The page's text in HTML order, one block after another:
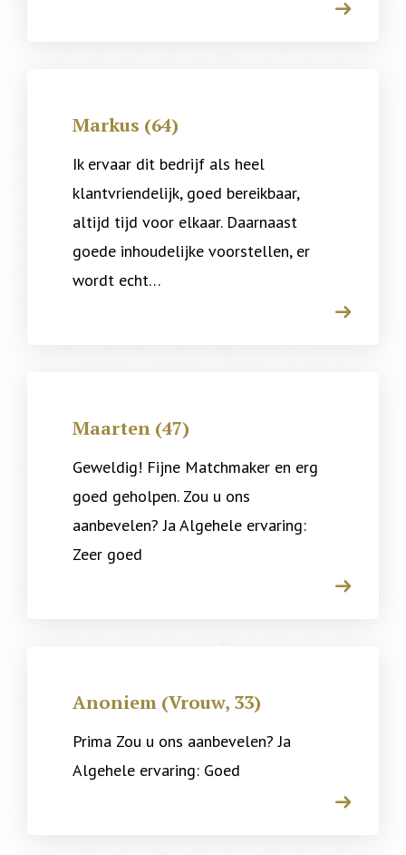
arrow
Markus (64)
Ik ervaar dit bedrijf als heel
klantvriendelijk, goed bereikbaar,
altijd tijd voor elkaar. Daarnaast
goede inhoudelijke voorstellen, er
wordt echt…
arrow
Maarten (47)
Geweldig! Fijne Matchmaker en erg
goed geholpen. Zou u ons
aanbevelen? Ja Algehele ervaring:
Zeer goed
arrow
Anoniem (Vrouw, 33)
Prima Zou u ons aanbevelen? Ja
Algehele ervaring: Goed
arrow